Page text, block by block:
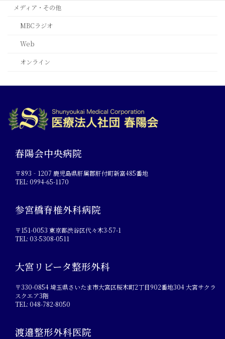
メディア・その他
MBCラジオ
Web
オンライン
春陽会中央病院
〒893‐1207 鹿児島県肝属郡肝付町新富485番地
TEL: 0994-65-1170
参宮橋脊椎外科病院
〒151-0053 東京都渋谷区代々木3-57-1
TEL: 03-5308-0511
大宮リビータ整形外科
〒330-0854 埼玉県さいたま市大宮区桜木町2丁目902番地304 大宮サクラ
スクエア3階
TEL: 048-782-8050
渡邉整形外科医院